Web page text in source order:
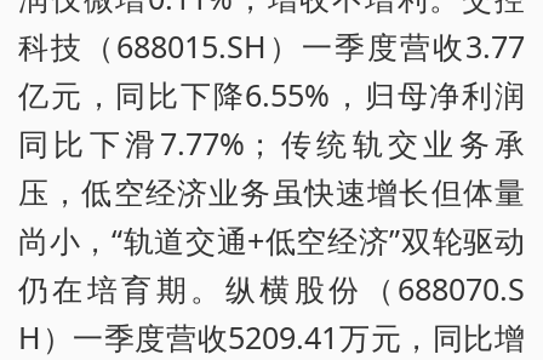
科技（688015.SH）一季度营收3.77
亿元，同比下降6.55%，归母净利润
同比下滑7.77%；传统轨交业务承
压，低空经济业务虽快速增长但体量
尚小，“轨道交通+低空经济”双轮驱动
仍在培育期。纵横股份（688070.S
H）一季度营收5209.41万元，同比增